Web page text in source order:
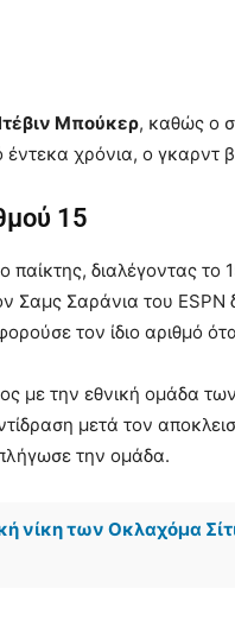
Μπούκερ, καθώς ο
χρόνια, ο γκαρντ
15
ο παίκτης, διαλέγοντας
Σαμς Σαράνια του ESPN
τον ίδιο αριθμό
με την εθνική ομάδα
μετά τον
την ομάδα.
νίκη των Οκλαχόμα